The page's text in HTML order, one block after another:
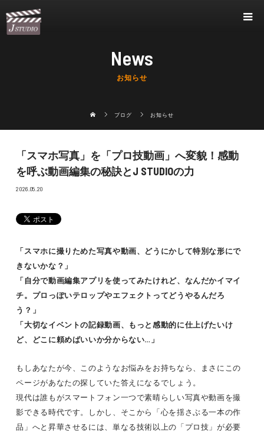
News
お知らせ
ブログ お知らせ
「スマホ写真」を「プロ技動画」へ変貌！感動
を呼ぶ動画編集の秘訣とJ STUDIOの力
2026.05.20
「スマホに撮りためた写真や動画、どうにかして特別な形にで
きないかな？」
「自分で動画編集アプリを使ってみたけれど、なんだかイマイ
チ。プロっぽいテロップやエフェクトってどうやるんだろ
う？」
「大切なイベントの記録動画、もっと感動的に仕上げたいけ
ど、どこに頼めばいいか分からない…」
もしあなたが今、このようなお悩みをお持ちなら、まさにこの
ページがあなたの探していた答えになるでしょう。
現代は誰もがスマートフォン一つで素晴らしい写真や動画を撮
影できる時代です。しかし、そこから「心を揺さぶる一本の作
品」へと昇華させるには、単なる技術以上の「プロ技」が必要